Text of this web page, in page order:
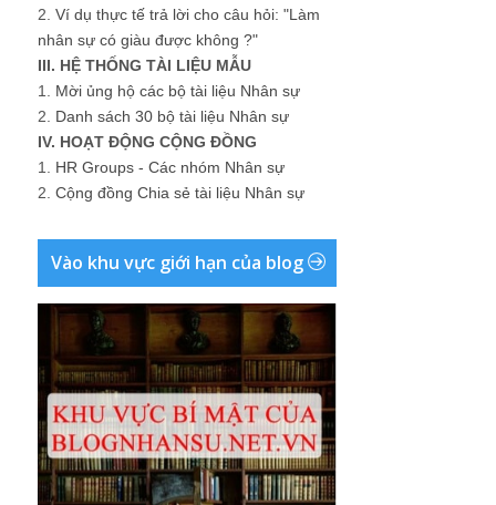
2. Ví dụ thực tế trả lời cho câu hỏi: "Làm
nhân sự có giàu được không ?"
III. HỆ THỐNG TÀI LIỆU MẪU
1. Mời ủng hộ các bộ tài liệu Nhân sự
2. Danh sách 30 bộ tài liệu Nhân sự
IV. HOẠT ĐỘNG CỘNG ĐỒNG
1. HR Groups - Các nhóm Nhân sự
2. Cộng đồng Chia sẻ tài liệu Nhân sự
Vào khu vực giới hạn của blog